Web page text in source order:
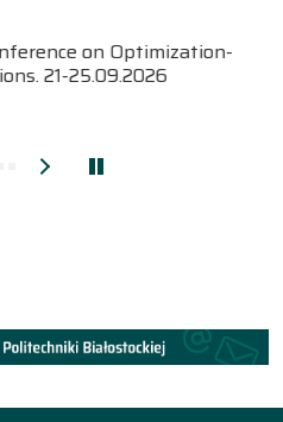
on Optimization-
21-25.09.2026
wcześniejsze wydarzenia
Pokaż późniejsze